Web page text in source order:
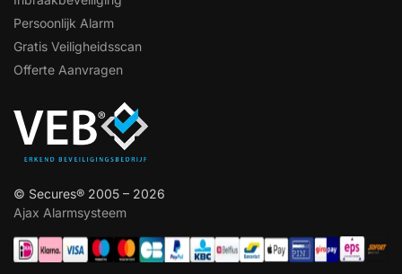
Persoonlijk Alarm
Gratis Veiligheidsscan
Offerte Aanvragen
© Secures® 2005 – 2026
Ajax Alarmsysteem